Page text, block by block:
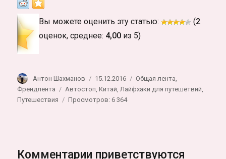
Вы можете оценить эту статью: (2
оценок, среднее: 4,00 из 5)
Автор
Антон Шахманов Опубликовано
15.12.2016 Рубрики
Общая лента,
Френдлента
Метки
Автостоп,Китай,Лайфхаки для путешетвий,
Путешествия
Просмотров: 6 364
Комментарии приветствуются